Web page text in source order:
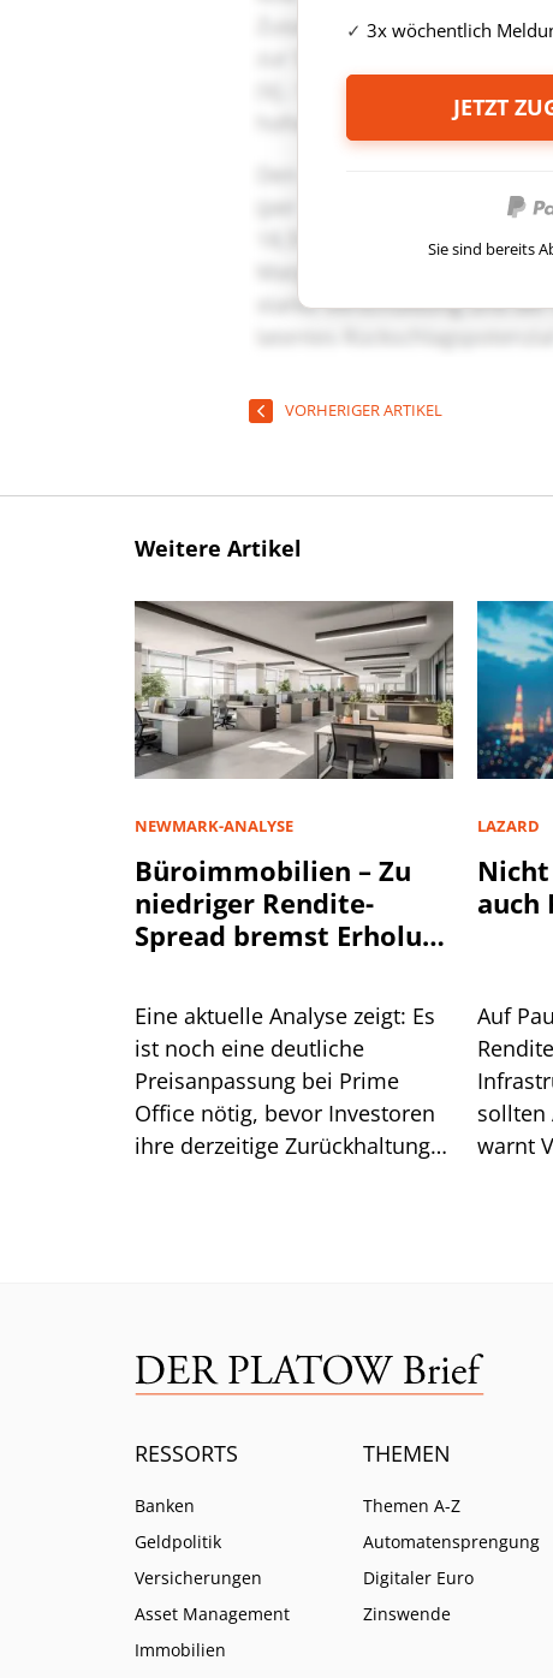
3x wöchentlich
JETZT
Sie sind bereits
VORHERIGER ARTIKEL
Weitere Artikel
NEWMARK-ANALYSE
Büroimmobilien – Zu
niedriger Rendite-
Spread bremst Erholung
Eine aktuelle Analyse zeigt: Es
ist noch eine deutliche
Preisanpassung bei Prime
Office nötig, bevor Investoren
ihre derzeitige Zurückhaltung
LAZARD
auch
Auf
sollten
warnt
RESSORTS
Banken
Geldpolitik
Versicherungen
Asset Management
Immobilien
THEMEN
Themen A-Z
Automatensprengung
Digitaler Euro
Zinswende